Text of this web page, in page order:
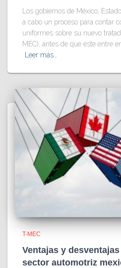
Los gobiernos de México,
a cabo un proceso para contar
uniformes sobre su nuevo
MEC), antes de que éste entre
Leer más…
T-MEC
Ventajas y desventajas
sector automotriz